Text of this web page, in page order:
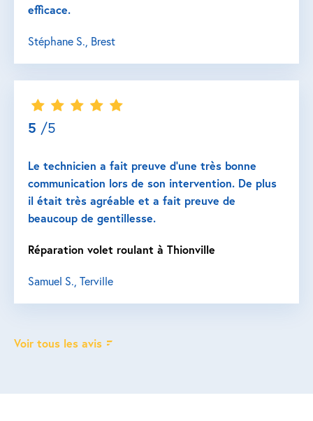
efficace.
Stéphane S., Brest
5 /5
Le technicien a fait preuve d’une très bonne
communication lors de son intervention. De plus
il était très agréable et a fait preuve de
beaucoup de gentillesse.
Réparation volet roulant à Thionville
Samuel S., Terville
Voir tous les avis